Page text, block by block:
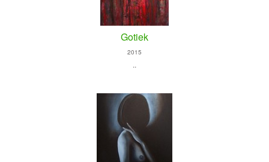
Gotiek
2015
..